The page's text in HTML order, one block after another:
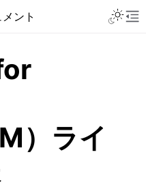
ント
）ライ